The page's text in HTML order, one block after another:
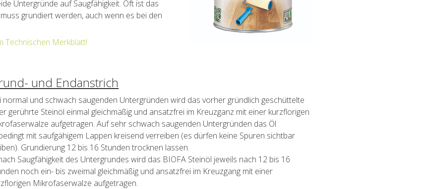
Untergründe auf Saugfähigkeit. Oft ist das
grundiert werden, auch wenn es bei den
Technischen Merkblatt!
und Endanstrich
normal und schwach saugenden Untergründen wird das vorher gründlich geschüttelte
gerührte Steinöl einmal gleichmäßig und ansatzfrei im Kreuzganz mit einer kurzflorigen
aufgetragen. Auf sehr schwach saugenden Untergründen das Öl
mit saufgähigem Lappen kreisend verreiben (es dürfen keine Spuren sichtbar
Grundierung 12 bis 16 Stunden trocknen lassen.
Saugfähigkeit des Untergrundes wird das BIOFA Steinöl jeweils nach 12 bis 16
noch ein- bis zweimal gleichmäßig und ansatzfrei im Kreuzgang mit einer
Mikrofaserwalze aufgetragen.